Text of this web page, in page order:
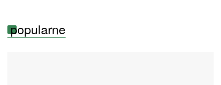
popularne